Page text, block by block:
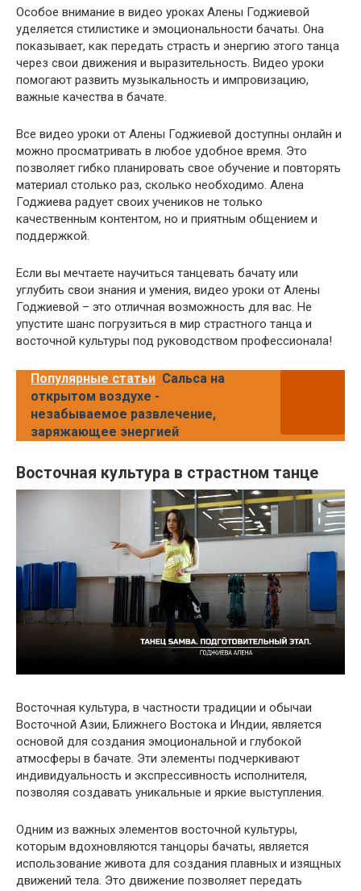
Особое внимание в видео уроках Алены Годжиевой
уделяется стилистике и эмоциональности бачаты. Она
показывает, как передать страсть и энергию этого танца
через свои движения и выразительность. Видео уроки
помогают развить музыкальность и импровизацию,
важные качества в бачате.
Все видео уроки от Алены Годжиевой доступны онлайн и
можно просматривать в любое удобное время. Это
позволяет гибко планировать свое обучение и повторять
материал столько раз, сколько необходимо. Алена
Годжиева радует своих учеников не только
качественным контентом, но и приятным общением и
поддержкой.
Если вы мечтаете научиться танцевать бачату или
углубить свои знания и умения, видео уроки от Алены
Годжиевой – это отличная возможность для вас. Не
упустите шанс погрузиться в мир страстного танца и
восточной культуры под руководством профессионала!
Популярные статьи Сальса на
открытом воздухе -
незабываемое развлечение,
заряжающее энергией
Восточная культура в страстном танце
Восточная культура, в частности традиции и обычаи
Восточной Азии, Ближнего Востока и Индии, является
основой для создания эмоциональной и глубокой
атмосферы в бачате. Эти элементы подчеркивают
индивидуальность и экспрессивность исполнителя,
позволяя создавать уникальные и яркие выступления.
Одним из важных элементов восточной культуры,
которым вдохновляются танцоры бачаты, является
использование живота для создания плавных и изящных
движений тела. Это движение позволяет передать